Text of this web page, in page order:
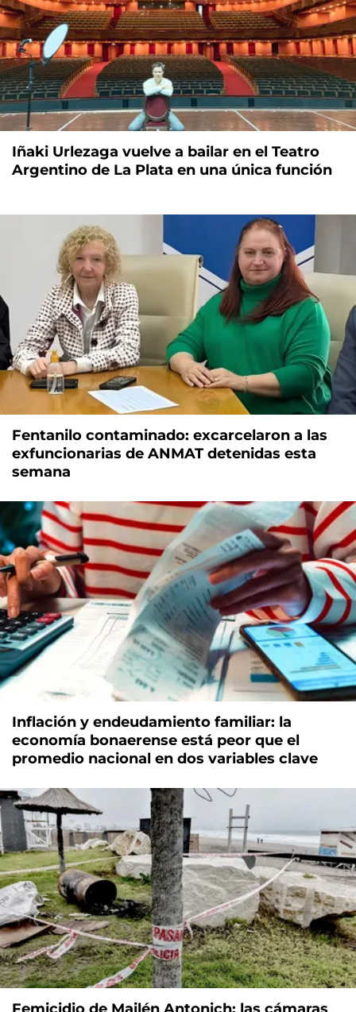
Iñaki Urlezaga vuelve a bailar en el Teatro
Argentino de La Plata en una única función
Fentanilo contaminado: excarcelaron a las
exfuncionarias de ANMAT detenidas esta
semana
Inflación y endeudamiento familiar: la
economía bonaerense está peor que el
promedio nacional en dos variables clave